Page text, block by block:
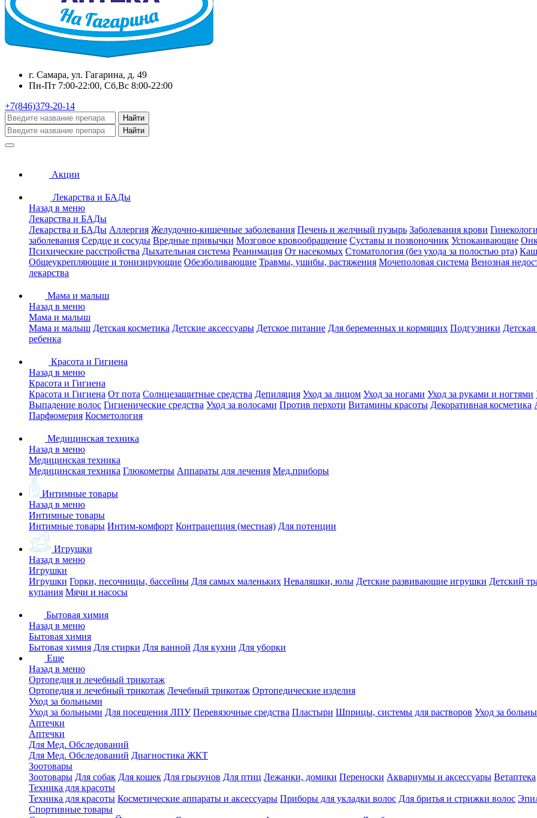
г. Самара, ул. Гагарина, д. 49
Пн-Пт 7:00-22:00, Сб,Вс 8:00-22:00
+7(846)379-20-14
Найти
Найти
Акции
Лекарства и БАДы
Назад в меню
Лекарства и БАДы
Лекарства и БАДы Аллергия Желудочно-кишечные заболевания Печень и желчный пузырь Заболевания крови
заболевания Сердце и сосуды Вредные привычки Мозговое кровообращение Суставы и позвоночник Успокаивающие
Психические расстройства Дыхательная система Реанимация От насекомых Стоматология (без ухода за полостью рта)
Общеукрепляющие и тонизирующие Обезболивающие Травмы, ушибы, растяжения Мочеполовая система Венозная
лекарства
Мама и малыш
Назад в меню
Мама и малыш
Мама и малыш Детская косметика Детские аксессуары Детское питание Для беременных и кормящих Подгузники
ребенка
Красота и Гигиена
Назад в меню
Красота и Гигиена
Красота и Гигиена От пота Солнцезащитные средства Депиляция Уход за лицом Уход за ногами Уход за руками и ногтями
Выпадение волос Гигиенические средства Уход за волосами Против перхоти Витамины красоты Декоративная косметика
Парфюмерия Косметология
Медицинская техника
Назад в меню
Медицинская техника
Медицинская техника Глюкометры Аппараты для лечения Мед.приборы
Интимные товары
Назад в меню
Интимные товары
Интимные товары Интим-комфорт Контрацепция (местная) Для потенции
Игрушки
Назад в меню
Игрушки
Игрушки Горки, песочницы, бассейны Для самых маленьких Неваляшки, юлы Детские развивающие игрушки Детский
купания Мячи и насосы
Бытовая химия
Назад в меню
Бытовая химия
Бытовая химия Для стирки Для ванной Для кухни Для уборки
Еще
Назад в меню
Ортопедия и лечебный трикотаж
Ортопедия и лечебный трикотаж Лечебный трикотаж Ортопедические изделия
Уход за больными
Уход за больными Для посещения ЛПУ Перевязочные средства Пластыри Шприцы, системы для растворов Уход за
Аптечки
Аптечки
Для Мед. Обследований
Для Мед. Обследований Диагностика ЖКТ
Зоотовары
Зоотовары Для собак Для кошек Для грызунов Для птиц Лежанки, домики Переноски Аквариумы и аксессуары Ветаптека
Техника для красоты
Техника для красоты Косметические аппараты и аксессуары Приборы для укладки волос Для бритья и стрижки волос
Спортивные товары